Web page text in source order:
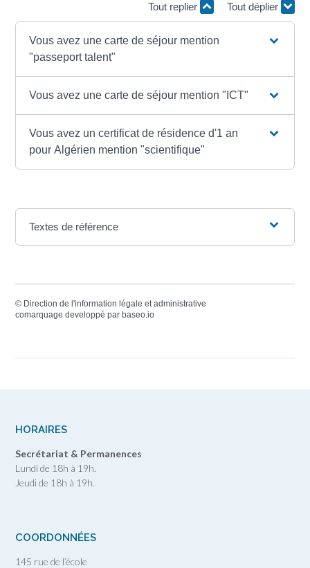
Tout replier Tout déplier
Vous avez une carte de séjour mention
"passeport talent"
Vous avez une carte de séjour mention "ICT"
Vous avez un certificat de résidence d'1 an
pour Algérien mention "scientifique"
Textes de référence
© Direction de l'information légale et administrative
comarquage developpé par baseo.io
HORAIRES
Secrétariat & Permanences
Lundi de 18h à 19h.
Jeudi de 18h à 19h.
COORDONNÉES
145 rue de l’école